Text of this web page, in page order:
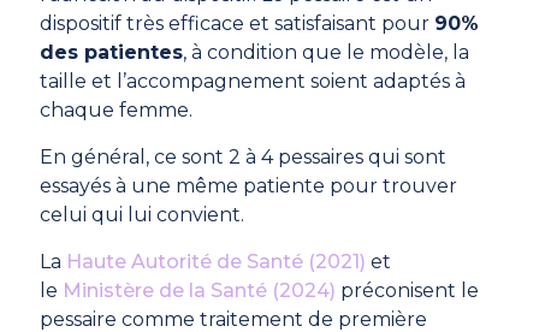
dispositif très efficace et satisfaisant pour 90%
des patientes, à condition que le modèle, la
taille et l’accompagnement soient adaptés à
chaque femme.
En général, ce sont 2 à 4 pessaires qui sont
essayés à une même patiente pour trouver
celui qui lui convient.
La Haute Autorité de Santé (2021) et
le Ministère de la Santé (2024) préconisent le
pessaire comme traitement de première